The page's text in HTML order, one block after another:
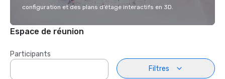
configuration et des plans d’étage interactifs en 3D.
Espace de réunion
Participants
Filtres